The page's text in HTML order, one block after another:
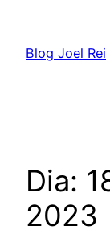
Blog Joel Rei
Dia:
2023